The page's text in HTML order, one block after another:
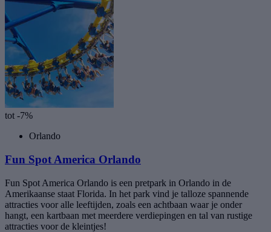
tot -7%
Orlando
Fun Spot America Orlando
Fun Spot America Orlando is een pretpark in Orlando in de
Amerikaanse staat Florida. In het park vind je talloze spannende
attracties voor alle leeftijden, zoals een achtbaan waar je onder
hangt, een kartbaan met meerdere verdiepingen en tal van rustige
attracties voor de kleintjes!